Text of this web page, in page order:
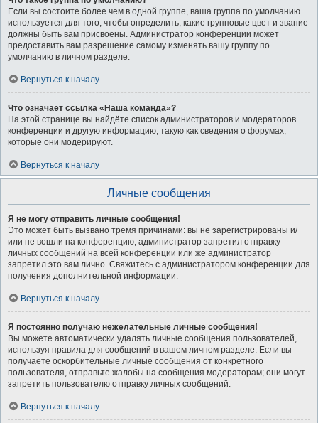
Если вы состоите более чем в одной группе, ваша группа по умолчанию
используется для того, чтобы определить, какие групповые цвет и звание
должны быть вам присвоены. Администратор конференции может
предоставить вам разрешение самому изменять вашу группу по
умолчанию в личном разделе.
Вернуться к началу
Что означает ссылка «Наша команда»?
На этой странице вы найдёте список администраторов и модераторов
конференции и другую информацию, такую как сведения о форумах,
которые они модерируют.
Вернуться к началу
Личные сообщения
Я не могу отправить личные сообщения!
Это может быть вызвано тремя причинами: вы не зарегистрированы и/
или не вошли на конференцию, администратор запретил отправку
личных сообщений на всей конференции или же администратор
запретил это вам лично. Свяжитесь с администратором конференции для
получения дополнительной информации.
Вернуться к началу
Я постоянно получаю нежелательные личные сообщения!
Вы можете автоматически удалять личные сообщения пользователей,
используя правила для сообщений в вашем личном разделе. Если вы
получаете оскорбительные личные сообщения от конкретного
пользователя, отправьте жалобы на сообщения модераторам; они могут
запретить пользователю отправку личных сообщений.
Вернуться к началу